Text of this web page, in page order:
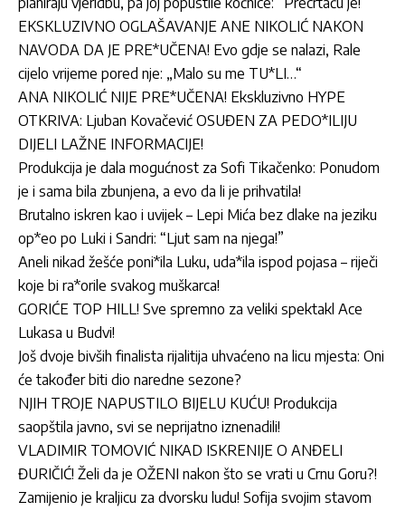
EKSKLUZIVNO OGLAŠAVANJE ANE NIKOLIĆ NAKON
NAVODA DA JE PRE*UČENA! Evo gdje se nalazi, Rale
cijelo vrijeme pored nje: „Malo su me TU*LI…“
ANA NIKOLIĆ NIJE PRE*UČENA! Ekskluzivno HYPE
OTKRIVA: Ljuban Kovačević OSUĐEN ZA PEDO*ILIJU
DIJELI LAŽNE INFORMACIJE!
Produkcija je dala mogućnost za Sofi Tikačenko: Ponudom
je i sama bila zbunjena, a evo da li je prihvatila!
Brutalno iskren kao i uvijek – Lepi Mića bez dlake na jeziku
op*eo po Luki i Sandri: “Ljut sam na njega!”
Aneli nikad žešće poni*ila Luku, uda*ila ispod pojasa – riječi
koje bi ra*orile svakog muškarca!
GORIĆE TOP HILL! Sve spremno za veliki spektakl Ace
Lukasa u Budvi!
Još dvoje bivših finalista rijalitija uhvaćeno na licu mjesta: Oni
će također biti dio naredne sezone?
NJIH TROJE NAPUSTILO BIJELU KUĆU! Produkcija
saopštila javno, svi se neprijatno iznenadili!
VLADIMIR TOMOVIĆ NIKAD ISKRENIJE O ANĐELI
ĐURIČIĆ! Želi da je OŽENI nakon što se vrati u Crnu Goru?!
Zamijenio je kraljicu za dvorsku ludu! Sofija svojim stavom